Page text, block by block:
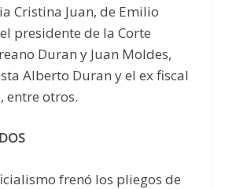
Cristina Juan, de Emilio
presidente de la Corte
Duran y Juan Moldes,
Alberto Duran y el ex fiscal
entre otros.
frenó los pliegos de